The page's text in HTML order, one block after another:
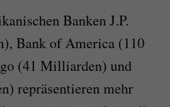
Banken J.P.
Bank of America (110
(41 Milliarden) und
repräsentieren mehr